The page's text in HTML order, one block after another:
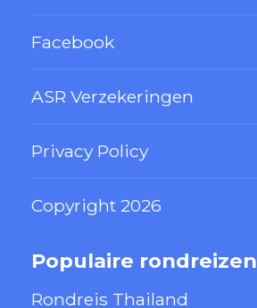
Facebook
ASR Verzekeringen
Privacy Policy
Copyright 2026
Populaire rondreizen
Rondreis Thailand